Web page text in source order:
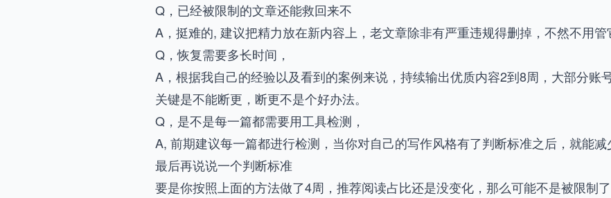
Q，已经被限制的文章还能救回来不
A，挺难的, 建议把精力放在新内容上，老文章除非有严重违规得删掉，不然不用管
Q，恢复需要多长时间，
A，根据我自己的经验以及看到的案例来说，持续输出优质内容2到8周，大部分账
关键是不能断更，断更不是个好办法。
Q，是不是每一篇都需要用工具检测，
A, 前期建议每一篇都进行检测，当你对自己的写作风格有了判断标准之后，就能减
最后再说说一个判断标准
要是你按照上面的方法做了4周，推荐阅读占比还是没变化，那么可能不是被限制